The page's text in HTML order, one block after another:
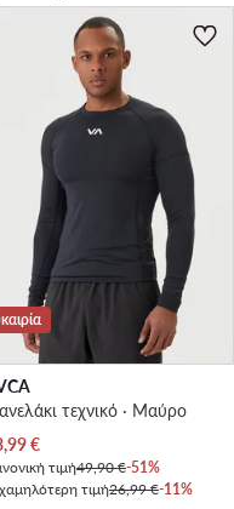
τεχνικό · Μαύρο
τιμή
€
τιμή49,90 €-51%
τιμή26,99 €-11%